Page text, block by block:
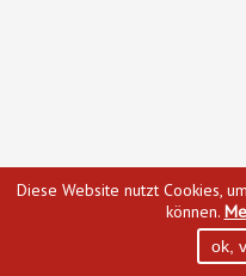
Diese Website nutzt Cookies,
können.
ok,